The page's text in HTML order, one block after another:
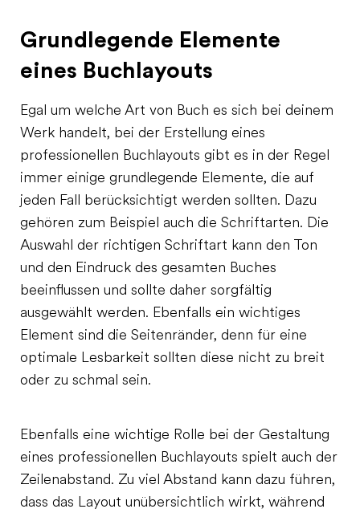
Grundlegende Elemente
eines Buchlayouts
Egal um welche Art von Buch es sich bei deinem
Werk handelt, bei der Erstellung eines
professionellen Buchlayouts gibt es in der Regel
immer einige grundlegende Elemente, die auf
jeden Fall berücksichtigt werden sollten. Dazu
gehören zum Beispiel auch die Schriftarten. Die
Auswahl der richtigen Schriftart kann den Ton
und den Eindruck des gesamten Buches
beeinflussen und sollte daher sorgfältig
ausgewählt werden. Ebenfalls ein wichtiges
Element sind die Seitenränder, denn für eine
optimale Lesbarkeit sollten diese nicht zu breit
oder zu schmal sein.
Ebenfalls eine wichtige Rolle bei der Gestaltung
eines professionellen Buchlayouts spielt auch der
Zeilenabstand. Zu viel Abstand kann dazu führen,
dass das Layout unübersichtlich wirkt, während